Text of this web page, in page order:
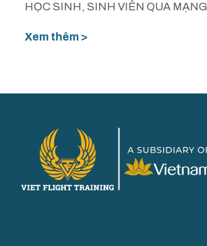
HỌC SINH, SINH VIÊN QUA MẠNG
Xem thêm >